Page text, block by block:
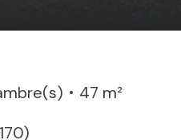
47 m²